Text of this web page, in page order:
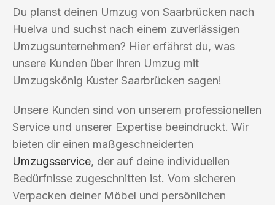
Du planst deinen Umzug von Saarbrücken nach
Huelva und suchst nach einem zuverlässigen
Umzugsunternehmen? Hier erfährst du, was
unsere Kunden über ihren Umzug mit
Umzugskönig Kuster Saarbrücken sagen!
Unsere Kunden sind von unserem professionellen
Service und unserer Expertise beeindruckt. Wir
bieten dir einen maßgeschneiderten
Umzugsservice, der auf deine individuellen
Bedürfnisse zugeschnitten ist. Vom sicheren
Verpacken deiner Möbel und persönlichen